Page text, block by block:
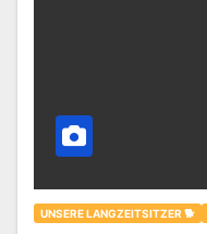
UNSERE LANGZEITSITZER 🐕